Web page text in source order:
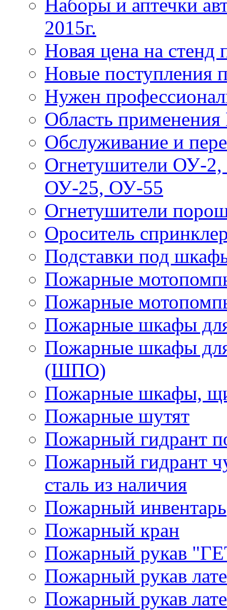
Наборы и аптечки
2015г.
Новая цена на
Новые поступления
Нужен
Область
Обслуживание и
Огнетушители ОУ-
ОУ-25, ОУ-55
Огнетушители
Ороситель
Подставки под
Пожарные
Пожарные
Пожарные шкафы
Пожарные шкафы
(ШПО)
Пожарные шкафы,
Пожарные шутят
Пожарный гидрант
Пожарный гидрант
сталь из наличия
Пожарный инвентарь
Пожарный кран
Пожарный рукав
Пожарный рукав
Пожарный рукав